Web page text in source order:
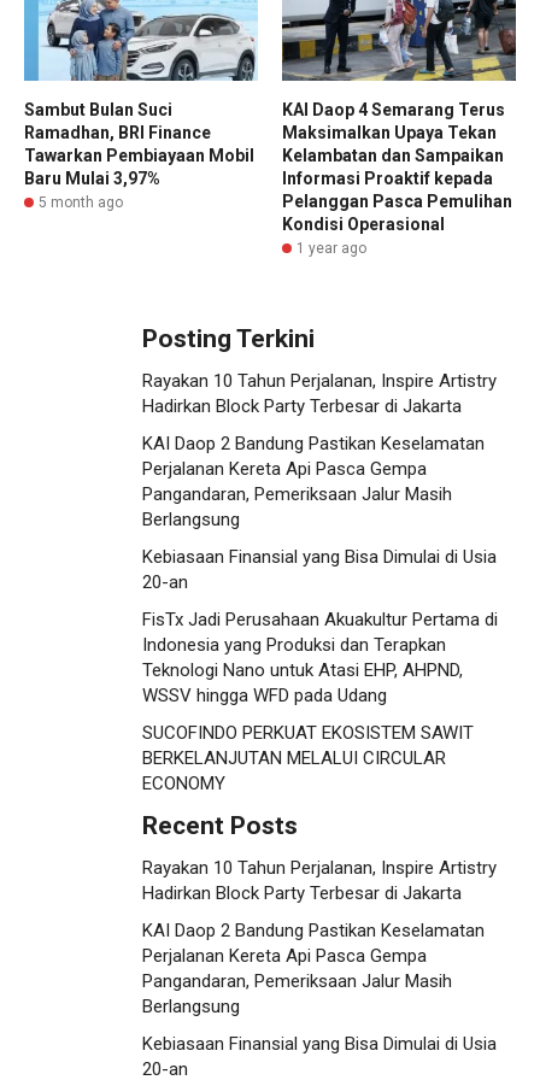
Sambut Bulan Suci
Ramadhan, BRI Finance
Tawarkan Pembiayaan Mobil
Baru Mulai 3,97%
5 month ago
KAI Daop 4 Semarang Terus
Maksimalkan Upaya Tekan
Kelambatan dan Sampaikan
Informasi Proaktif kepada
Pelanggan Pasca Pemulihan
Kondisi Operasional
1 year ago
Posting Terkini
Rayakan 10 Tahun Perjalanan, Inspire Artistry
Hadirkan Block Party Terbesar di Jakarta
KAI Daop 2 Bandung Pastikan Keselamatan
Perjalanan Kereta Api Pasca Gempa
Pangandaran, Pemeriksaan Jalur Masih
Berlangsung
Kebiasaan Finansial yang Bisa Dimulai di Usia
20-an
FisTx Jadi Perusahaan Akuakultur Pertama di
Indonesia yang Produksi dan Terapkan
Teknologi Nano untuk Atasi EHP, AHPND,
WSSV hingga WFD pada Udang
SUCOFINDO PERKUAT EKOSISTEM SAWIT
BERKELANJUTAN MELALUI CIRCULAR
ECONOMY
Recent Posts
Rayakan 10 Tahun Perjalanan, Inspire Artistry
Hadirkan Block Party Terbesar di Jakarta
KAI Daop 2 Bandung Pastikan Keselamatan
Perjalanan Kereta Api Pasca Gempa
Pangandaran, Pemeriksaan Jalur Masih
Berlangsung
Kebiasaan Finansial yang Bisa Dimulai di Usia
20-an